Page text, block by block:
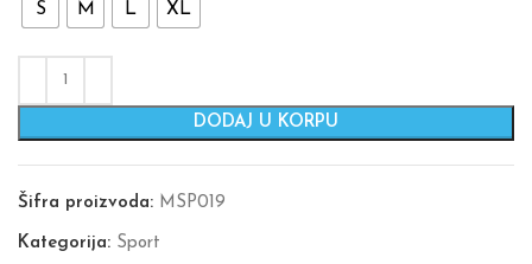
S M L XL
DODAJ U KORPU
Šifra proizvoda: MSP019
Kategorija: Sport